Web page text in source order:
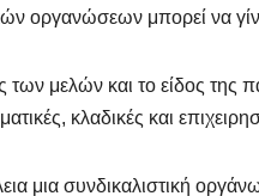
οργανώσεων μπορεί να
μελών και το είδος της
κλαδικές και
μια συνδικαλιστική